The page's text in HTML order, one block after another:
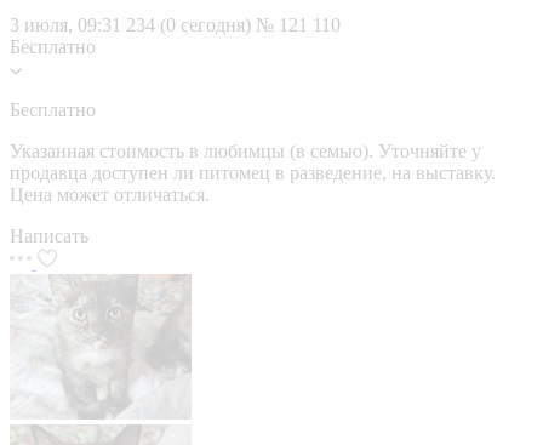
3 июля, 09:31 234 (0 сегодня) № 121 110
Бесплатно
Бесплатно
Указанная стоимость в любимцы (в семью). Уточняйте у
продавца доступен ли питомец в разведение, на выставку.
Цена может отличаться.
Написать